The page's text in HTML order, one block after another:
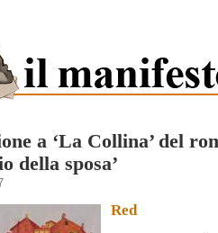
a ‘La Collina’ del
della sposa’
Red